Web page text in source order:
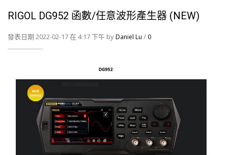
RIGOL DG952 函數/任意波形產生器 (NEW)
發表日期 2022-02-17 在 4:17 下午 byDaniel Lu / 0